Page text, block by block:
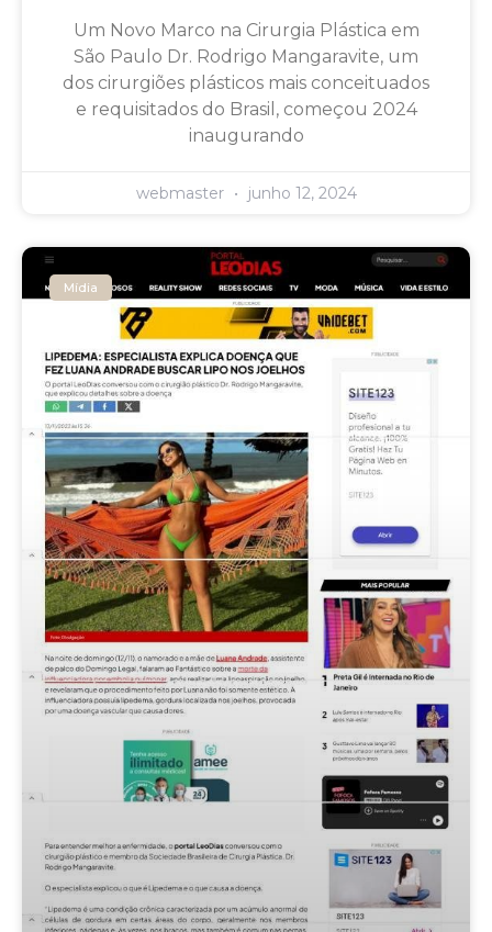
Um Novo Marco na Cirurgia Plástica em
São Paulo Dr. Rodrigo Mangaravite, um
dos cirurgiões plásticos mais conceituados
e requisitados do Brasil, começou 2024
inaugurando
webmaster junho 12, 2024
Mídia